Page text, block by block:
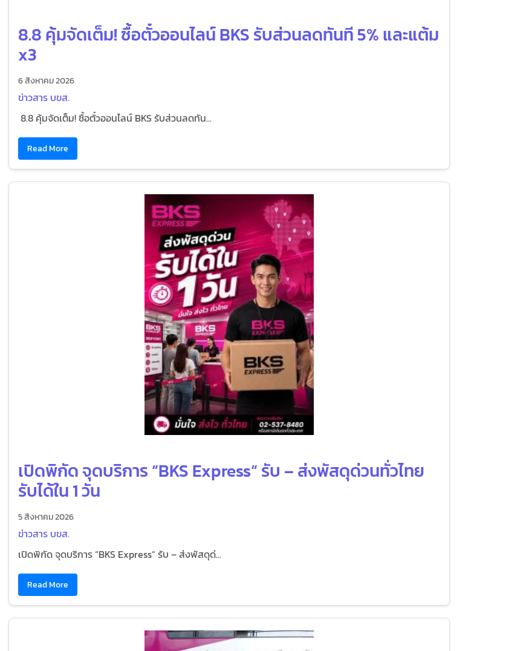
8.8 คุ้มจัดเต็ม! ซื้อตั๋วออนไลน์ BKS รับส่วนลดทันที 5% และแต้ม
x3
6 สิงหาคม 2026
ข่าวสาร บขส.
8.8 คุ้มจัดเต็ม! ซื้อตั๋วออนไลน์ BKS รับส่วนลดทัน...
Read More
เปิดพิกัด จุดบริการ “BKS Express“ รับ – ส่งพัสดุด่วนทั่วไทย
รับได้ใน 1 วัน
5 สิงหาคม 2026
ข่าวสาร บขส.
เปิดพิกัด จุดบริการ “BKS Express“ รับ – ส่งพัสดุด่...
Read More